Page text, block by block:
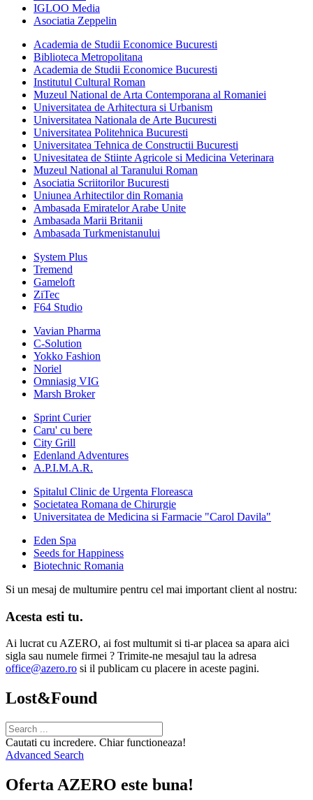
IGLOO Media
Asociatia Zeppelin
Academia de Studii Economice Bucuresti
Biblioteca Metropolitana
Academia de Studii Economice Bucuresti
Institutul Cultural Roman
Muzeul National de Arta Contemporana al Romaniei
Universitatea de Arhitectura si Urbanism
Universitatea Nationala de Arte Bucuresti
Universitatea Politehnica Bucuresti
Universitatea Tehnica de Constructii Bucuresti
Univesitatea de Stiinte Agricole si Medicina Veterinara
Muzeul National al Taranului Roman
Asociatia Scriitorilor Bucuresti
Uniunea Arhitectilor din Romania
Ambasada Emiratelor Arabe Unite
Ambasada Marii Britanii
Ambasada Turkmenistanului
System Plus
Tremend
Gameloft
ZiTec
F64 Studio
Vavian Pharma
C-Solution
Yokko Fashion
Noriel
Omniasig VIG
Marsh Broker
Sprint Curier
Caru' cu bere
City Grill
Edenland Adventures
A.P.I.M.A.R.
Spitalul Clinic de Urgenta Floreasca
Societatea Romana de Chirurgie
Universitatea de Medicina si Farmacie "Carol Davila"
Eden Spa
Seeds for Happiness
Biotechnic Romania
Si un mesaj de multumire pentru cel mai important client al nostru:
Acesta esti tu.
Ai lucrat cu AZERO, ai fost multumit si ti-ar placea sa apara aici
sigla sau numele firmei ? Trimite-ne mesajul tau la adresa
office@azero.ro si il publicam cu placere in aceste pagini.
Lost&Found
Cautati cu incredere. Chiar functioneaza!
Advanced Search
Oferta AZERO este buna!